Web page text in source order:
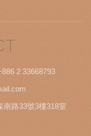
2 33668793
南路33號3樓318室